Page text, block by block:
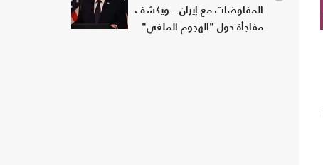
المفاوضات مع إيران.. ويكشف
مفاجأة حول "الهجوم الملغي"